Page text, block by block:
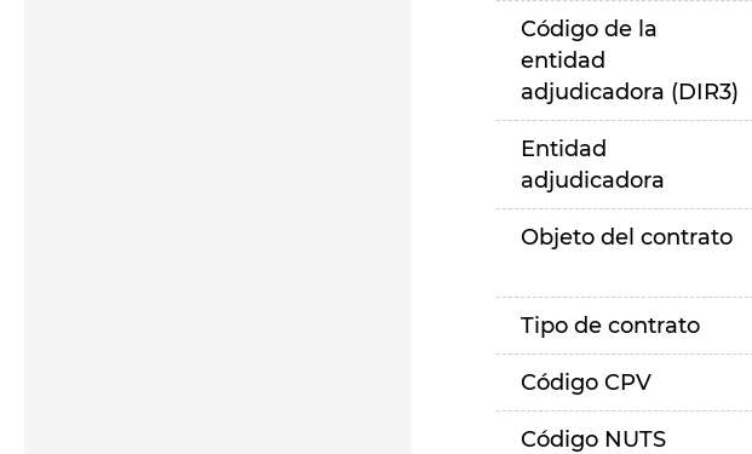
Código de la
entidad
adjudicadora (DIR3)
Entidad
adjudicadora
Objeto del contrato
Tipo de contrato
Código CPV
Código NUTS